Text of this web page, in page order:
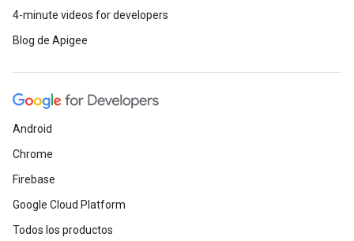
4-minute videos for developers
Blog de Apigee
Android
Chrome
Firebase
Google Cloud Platform
Todos los productos